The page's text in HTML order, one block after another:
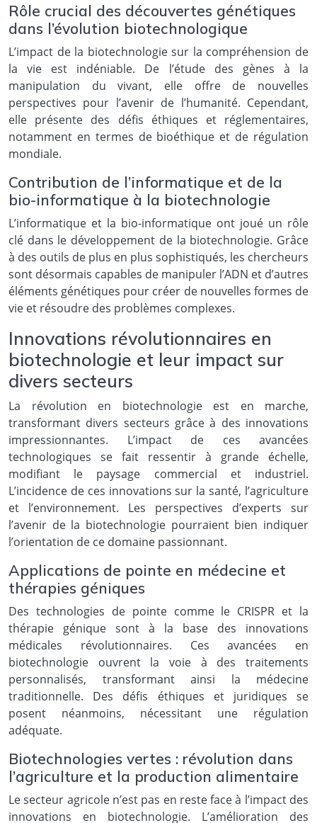
Rôle crucial des découvertes génétiques
dans l’évolution biotechnologique
L’impact de la biotechnologie sur la compréhension de
la vie est indéniable. De l’étude des gènes à la
manipulation du vivant, elle offre de nouvelles
perspectives pour l’avenir de l’humanité. Cependant,
elle présente des défis éthiques et réglementaires,
notamment en termes de bioéthique et de régulation
mondiale.
Contribution de l’informatique et de la
bio-informatique à la biotechnologie
L’informatique et la bio-informatique ont joué un rôle
clé dans le développement de la biotechnologie. Grâce
à des outils de plus en plus sophistiqués, les chercheurs
sont désormais capables de manipuler l’ADN et d’autres
éléments génétiques pour créer de nouvelles formes de
vie et résoudre des problèmes complexes.
Innovations révolutionnaires en
biotechnologie et leur impact sur
divers secteurs
La révolution en biotechnologie est en marche,
transformant divers secteurs grâce à des innovations
impressionnantes. L’impact de ces avancées
technologiques se fait ressentir à grande échelle,
modifiant le paysage commercial et industriel.
L’incidence de ces innovations sur la santé, l’agriculture
et l’environnement. Les perspectives d’experts sur
l’avenir de la biotechnologie pourraient bien indiquer
l’orientation de ce domaine passionnant.
Applications de pointe en médecine et
thérapies géniques
Des technologies de pointe comme le CRISPR et la
thérapie génique sont à la base des innovations
médicales révolutionnaires. Ces avancées en
biotechnologie ouvrent la voie à des traitements
personnalisés, transformant ainsi la médecine
traditionnelle. Des défis éthiques et juridiques se
posent néanmoins, nécessitant une régulation
adéquate.
Biotechnologies vertes : révolution dans
l’agriculture et la production alimentaire
Le secteur agricole n’est pas en reste face à l’impact des
innovations en biotechnologie. L’amélioration des